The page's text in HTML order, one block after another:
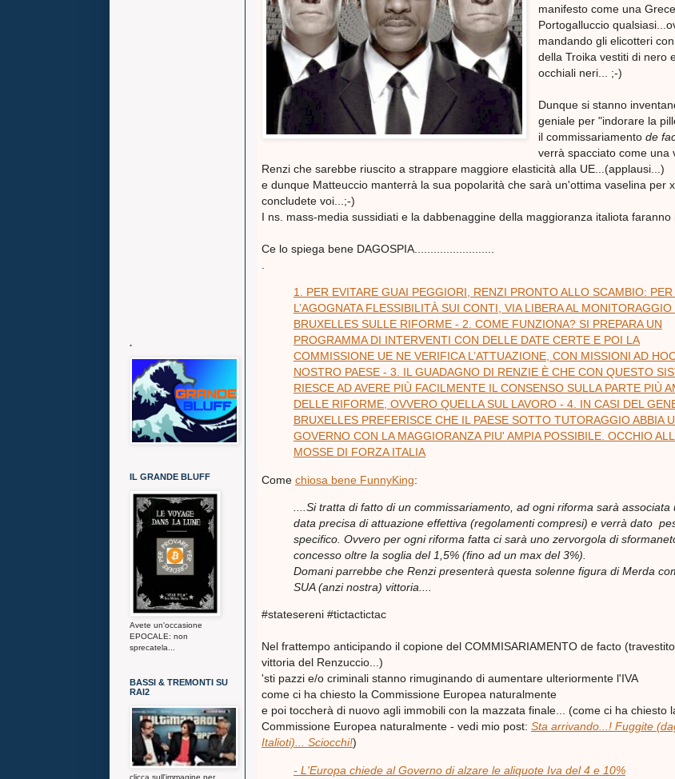
manifesto come una
Portogalluccio
mandando gli elicotteri
della Troika vestiti di nero
occhiali neri... ;-)
Dunque si stanno
geniale per "indorare la
il commissariamentode
verrà spacciato come una
Renzi che sarebbe riuscito a strappare maggiore elasticità alla UE...(applausi...)
e dunque Matteuccio manterrà la sua popolarità che sarà un'ottima vaselina per
concludete voi...;-)
I ns. mass-media sussidiati e la dabbenaggine della maggioranza italiota faranno
Ce lo spiega bene DAGOSPIA.........................
1. PER EVITARE GUAI PEGGIORI, RENZI PRONTO ALLO SCAMBIO: PER
L’AGOGNATA FLESSIBILITÀ SUI CONTI, VIA LIBERA AL MONITORAGGIO
BRUXELLES SULLE RIFORME - 2. COME FUNZIONA? SI PREPARA UN
PROGRAMMA DI INTERVENTI CON DELLE DATE CERTE E POI LA
COMMISSIONE UE NE VERIFICA L’ATTUAZIONE, CON MISSIONI AD
NOSTRO PAESE - 3. IL GUADAGNO DI RENZIE È CHE CON QUESTO
RIESCE AD AVERE PIÙ FACILMENTE IL CONSENSO SULLA PARTE PIÙ
DELLE RIFORME, OVVERO QUELLA SUL LAVORO - 4. IN CASI DEL
BRUXELLES PREFERISCE CHE IL PAESE SOTTO TUTORAGGIO ABBIA
GOVERNO CON LA MAGGIORANZA PIU' AMPIA POSSIBILE. OCCHIO
MOSSE DI FORZA ITALIA
Come chiosa bene FunnyKing:
....Si tratta di fatto di un commissariamento, ad ogni riforma sarà associata
data precisa di attuazione effettiva (regolamenti compresi) e verrà dato
specifico. Ovvero per ogni riforma fatta ci sarà uno zervorgola di
concesso oltre la soglia del 1,5% (fino ad un max del 3%).
Domani parrebbe che Renzi presenterà questa solenne figura di Merda
SUA (anzi nostra) vittoria....
#statesereni #tictactictac
Nel frattempo anticipando il copione del COMMISARIAMENTO de facto
vittoria del Renzuccio...)
'sti pazzi e/o criminali stanno rimuginando di aumentare ulteriormente l'IVA
come ci ha chiesto la Commissione Europea naturalmente
e poi toccherà di nuovo agli immobili con la mazzata finale... (come ci ha chiesto
Commissione Europea naturalmente - vedi mio post: Sta arrivando...! Fuggite
Italioti)... Sciocchi!)
- L'Europa chiede al Governo di alzare le aliquote Iva del 4 e 10%
.
IL GRANDE BLUFF
Avete un'occasione
EPOCALE: non
sprecatela...
BASSI & TREMONTI SU
RAI2
clicca sull'immagine per